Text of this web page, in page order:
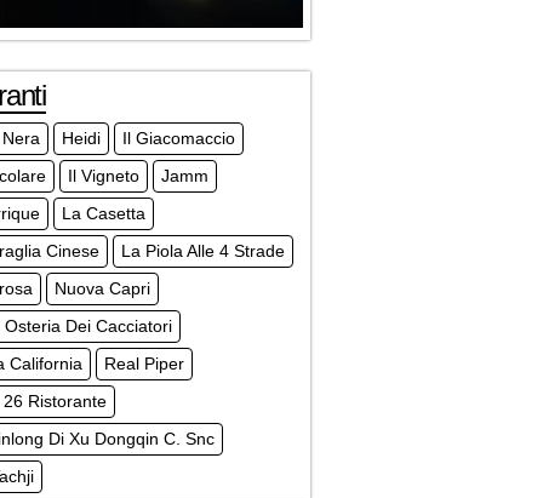
Heidi
Il Giacomaccio
Il Vigneto
Jamm
La Casetta
Cinese
La Piola Alle 4 Strade
Nuova Capri
Osteria Dei Cacciatori
California
Real Piper
26 Ristorante
Di Xu Dongqin C. Snc